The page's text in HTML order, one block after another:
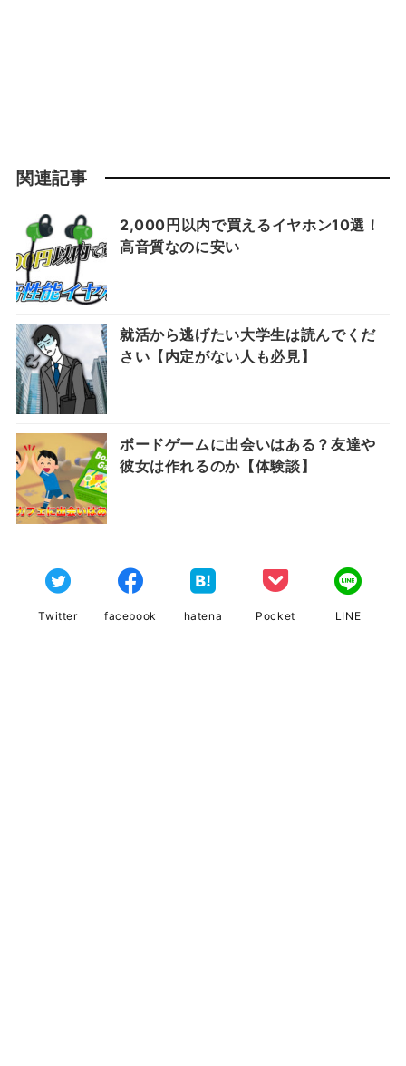
関連記事
2,000円以内で買えるイヤホン10選！
高音質なのに安い
就活から逃げたい大学生は読んでくだ
さい【内定がない人も必見】
ボードゲームに出会いはある？友達や
彼女は作れるのか【体験談】
Twitter facebook hatena Pocket LINE